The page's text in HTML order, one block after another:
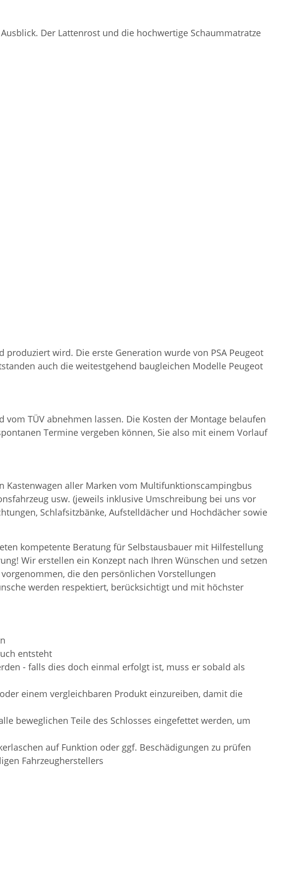
Der Lattenrost und die hochwertige Schaummatratze
wird. Die erste Generation wurde von PSA Peugeot
auch die weitestgehend baugleichen Modelle Peugeot
TÜV abnehmen lassen. Die Kosten der Montage belaufen
Termine vergeben können, Sie also mit einem Vorlauf
Kastenwagen aller Marken vom Multifunktionscampingbus
usw. (jeweils inklusive Umschreibung bei uns vor
Schlafsitzbänke, Aufstelldächer und Hochdächer sowie
kompetente Beratung für Selbstausbauer mit Hilfestellung
Wir erstellen ein Konzept nach Ihren Wünschen und setzen
die den persönlichen Vorstellungen
werden respektiert, berücksichtigt und mit höchster
entsteht
- falls dies doch einmal erfolgt ist, muss er sobald als
einem vergleichbaren Produkt einzureiben, damit die
beweglichen Teile des Schlosses eingefettet werden, um
auf Funktion oder ggf. Beschädigungen zu prüfen
Fahrzeugherstellers